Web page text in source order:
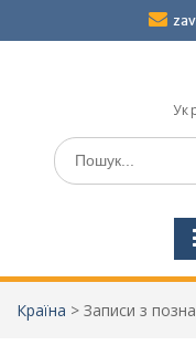
Шукати:
Країна > Записи з